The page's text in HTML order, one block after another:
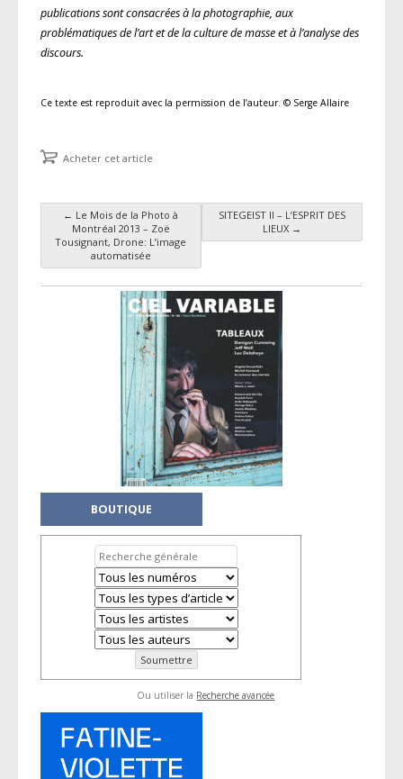
publications sont consacrées à la photographie, aux
problématiques de l’art et de la culture de masse et à l’analyse des
discours.
Ce texte est reproduit avec la permission de l’auteur. © Serge Allaire
Acheter cet article
Navigation des articles
← Le Mois de la Photo à
Montréal 2013 – Zoë
Tousignant, Drone: L’image
automatisée
SITEGEIST II – L’ESPRIT DES
LIEUX →
BOUTIQUE
Ou utiliser la Recherche avancée